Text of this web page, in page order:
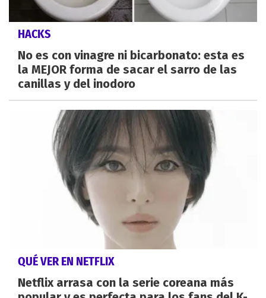
HACKS
No es con vinagre ni bicarbonato: esta es
la MEJOR forma de sacar el sarro de las
canillas y del inodoro
QUÉ VER EN NETFLIX
Netflix arrasa con la serie coreana más